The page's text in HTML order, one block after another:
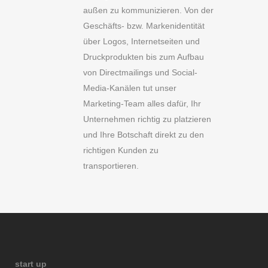
außen zu kommunizieren. Von der
Geschäfts- bzw. Markenidentität
über Logos, Internetseiten und
Druckprodukten bis zum Aufbau
von Directmailings und Social-
Media-Kanälen tut unser
Marketing-Team alles dafür, Ihr
Unternehmen richtig zu platzieren
und Ihre Botschaft direkt zu den
richtigen Kunden zu
transportieren.
start up